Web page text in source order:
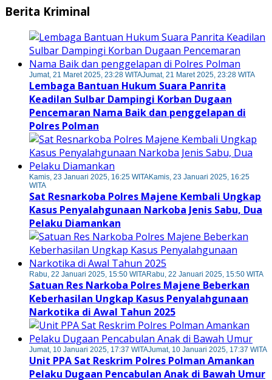
Berita Kriminal
Jumat, 21 Maret 2025, 23:28 WITAJumat, 21 Maret 2025, 23:28 WITA
Lembaga Bantuan Hukum Suara Panrita
Keadilan Sulbar Dampingi Korban Dugaan
Pencemaran Nama Baik dan penggelapan di
Polres Polman
Kamis, 23 Januari 2025, 16:25 WITAKamis, 23 Januari 2025, 16:25
WITA
Sat Resnarkoba Polres Majene Kembali Ungkap
Kasus Penyalahgunaan Narkoba Jenis Sabu, Dua
Pelaku Diamankan
Rabu, 22 Januari 2025, 15:50 WITARabu, 22 Januari 2025, 15:50 WITA
Satuan Res Narkoba Polres Majene Beberkan
Keberhasilan Ungkap Kasus Penyalahgunaan
Narkotika di Awal Tahun 2025
Jumat, 10 Januari 2025, 17:37 WITAJumat, 10 Januari 2025, 17:37 WITA
Unit PPA Sat Reskrim Polres Polman Amankan
Pelaku Dugaan Pencabulan Anak di Bawah Umur